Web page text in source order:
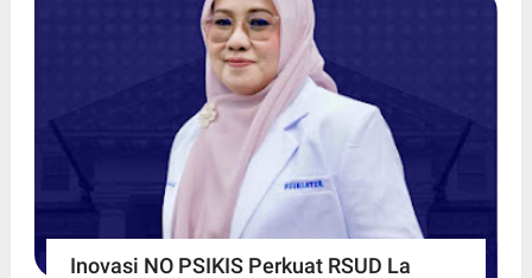
Inovasi NO PSIKIS Perkuat RSUD La